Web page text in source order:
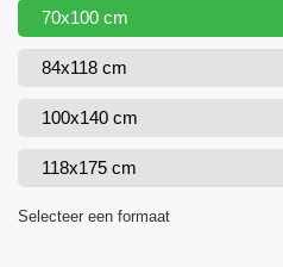
70x100 cm
84x118 cm
100x140 cm
118x175 cm
Selecteer een formaat